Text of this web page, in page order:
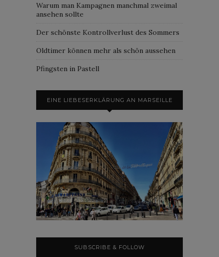
Warum man Kampagnen manchmal zweimal
ansehen sollte
Der schönste Kontrollverlust des Sommers
Oldtimer können mehr als schön aussehen
Pfingsten in Pastell
EINE LIEBESERKLÄRUNG AN MARSEILLE
SUBSCRIBE & FOLLOW